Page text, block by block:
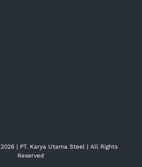
2026 | PT. Karya Utama Steel | All Rights
Reserved